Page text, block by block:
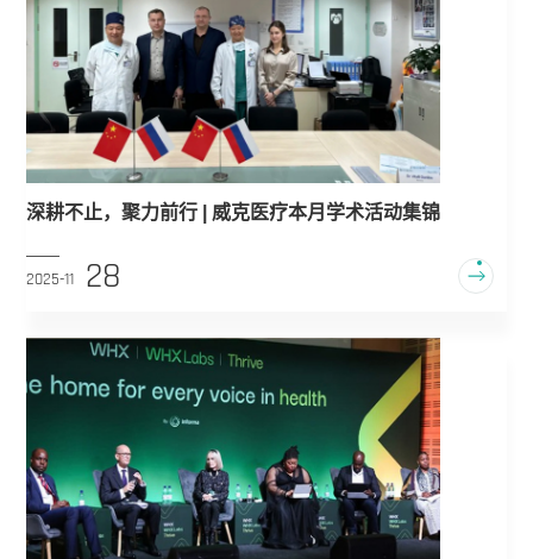
深耕不止，聚力前行 | 威克医疗本月学术活动集锦
2025-11 28